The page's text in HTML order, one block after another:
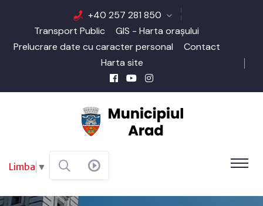
+40 257 281 850
Transport Public
GIS - Harta orașului
Prelucrare date cu caracter personal
Contact
Harta site
Limba ▼